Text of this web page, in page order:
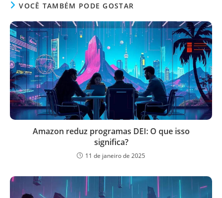
VOCÊ TAMBÉM PODE GOSTAR
Amazon reduz programas DEI: O que isso
significa?
11 de janeiro de 2025